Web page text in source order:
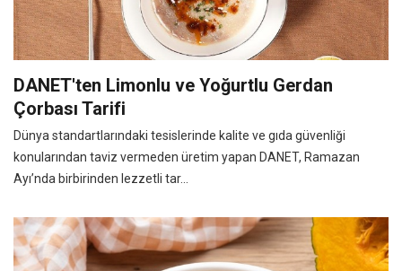
DANET'ten Limonlu ve Yoğurtlu Gerdan
Çorbası Tarifi
Dünya standartlarındaki tesislerinde kalite ve gıda güvenliği
konularından taviz vermeden üretim yapan DANET, Ramazan
Ayı’nda birbirinden lezzetli tar...